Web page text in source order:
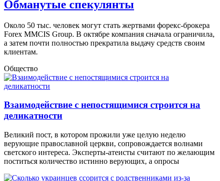
Обманутые спекулянты
Около 50 тыс. человек могут стать жертвами форекс-брокера
Forex MMCIS Group. В октябре компания сначала ограничила,
а затем почти полностью прекратила выдачу средств своим
клиентам.
Общество
Взаимодействие с непостящимися строится на
деликатности
Великий пост, в котором прожили уже целую неделю
верующие православной церкви, сопровождается волнами
светского интереса. Эксперты-атеисты считают по желающим
поститься количество истинно верующих, а опросы